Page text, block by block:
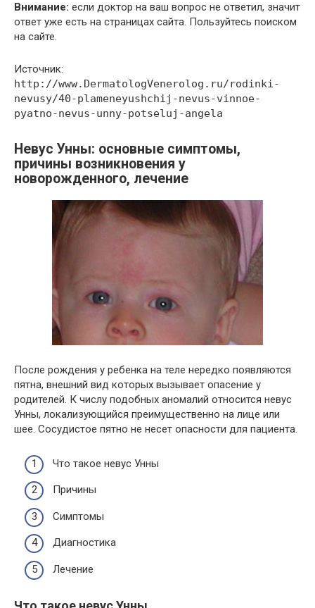
Внимание: если доктор на ваш вопрос не ответил, значит
ответ уже есть на страницах сайта. Пользуйтесь поиском
на сайте.
Источник:
http://www.DermatologVenerolog.ru/rodinki-
nevusy/40-plameneyushchij-nevus-vinnoe-
pyatno-nevus-unny-potseluj-angela
Невус Унны: основные симптомы,
причины возникновения у
новорожденного, лечение
После рождения у ребенка на теле нередко появляются
пятна, внешний вид которых вызывает опасение у
родителей. К числу подобных аномалий относится невус
Унны, локализующийся преимущественно на лице или
шее. Сосудистое пятно не несет опасности для пациента.
Что такое невус Унны
Причины
Симптомы
Диагностика
Лечение